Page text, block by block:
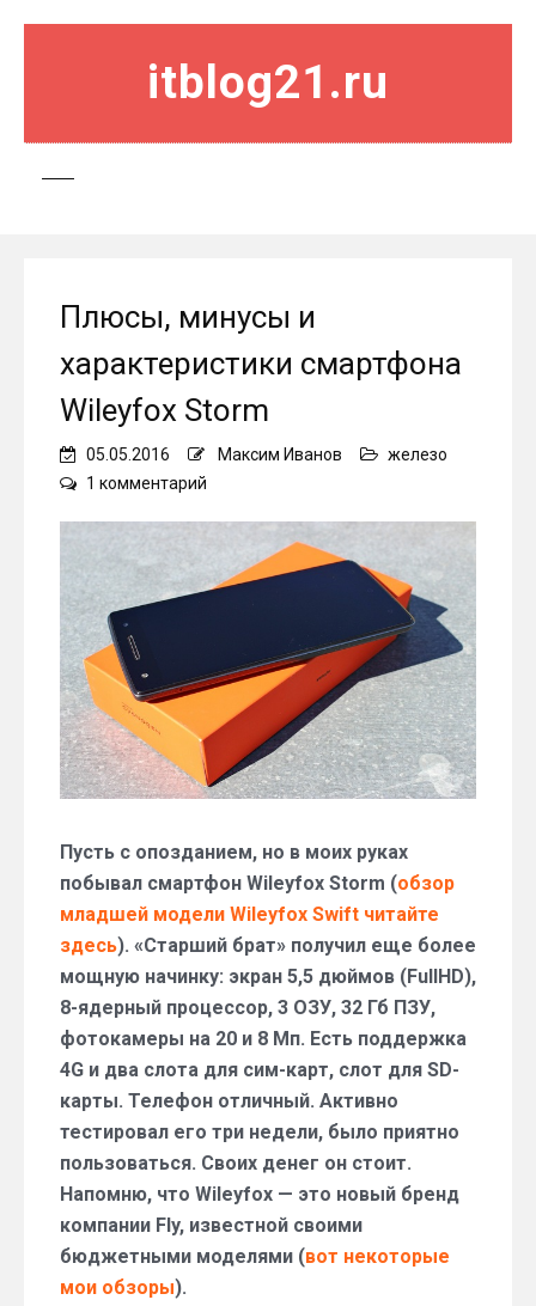
itblog21.ru
Плюсы, минусы и
характеристики смартфона
Wileyfox Storm
05.05.2016 Максим Иванов
железо
1 комментарий
минусы
и
Wileyfox
Storm
Пусть с опозданием, но в моих руках
побывал смартфон Wileyfox Storm (обзор
младшей модели Wileyfox Swift читайте
здесь). «Старший брат» получил еще более
мощную начинку: экран 5,5 дюймов (FullHD),
8-ядерный процессор, 3 ОЗУ, 32 Гб ПЗУ,
фотокамеры на 20 и 8 Мп. Есть поддержка
4G и два слота для сим-карт, слот для SD-
карты. Телефон отличный. Активно
тестировал его три недели, было приятно
пользоваться. Своих денег он стоит.
Напомню, что Wileyfox — это новый бренд
компании Fly, известной своими
бюджетными моделями (вот некоторые
мои обзоры).